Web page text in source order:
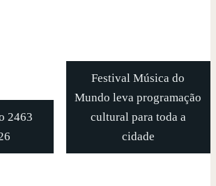
2463
Festival Música do
Mundo leva programação
cultural para toda a
cidade